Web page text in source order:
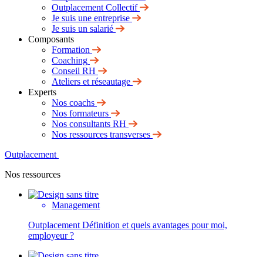
Outplacement Collectif
Je suis une entreprise
Je suis un salarié
Composants
Formation
Coaching
Conseil RH
Ateliers et réseautage
Experts
Nos coachs
Nos formateurs
Nos consultants RH
Nos ressources transverses
Outplacement
Nos ressources
Management
Outplacement Définition et quels avantages pour moi,
employeur ?